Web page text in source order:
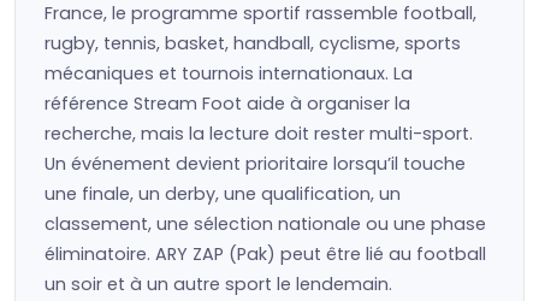
France, le programme sportif rassemble football,
rugby, tennis, basket, handball, cyclisme, sports
mécaniques et tournois internationaux. La
référence Stream Foot aide à organiser la
recherche, mais la lecture doit rester multi-sport.
Un événement devient prioritaire lorsqu’il touche
une finale, un derby, une qualification, un
classement, une sélection nationale ou une phase
éliminatoire. ARY ZAP (Pak) peut être lié au football
un soir et à un autre sport le lendemain.